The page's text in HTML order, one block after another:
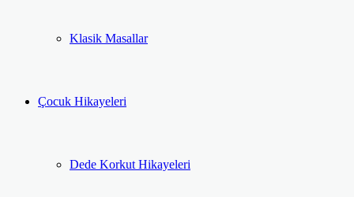
Klasik Masallar
Çocuk Hikayeleri
Dede Korkut Hikayeleri